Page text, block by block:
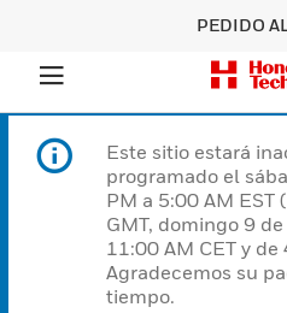
PEDIDO
Este sitio estará
programado el
PM a 5:00 AM EST
GMT, domingo 9
11:00 AM CET y
Agradecemos su
tiempo.